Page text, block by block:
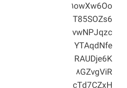
۱owXw6Oo
T85SOZs6
vwNPJqzc
YTAqdNfe
RAUDje6K
۸GZvgViR